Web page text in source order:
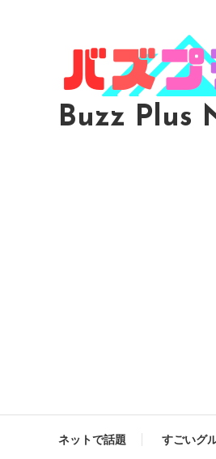
Buzz Plus
ネットで話題 すごいグ